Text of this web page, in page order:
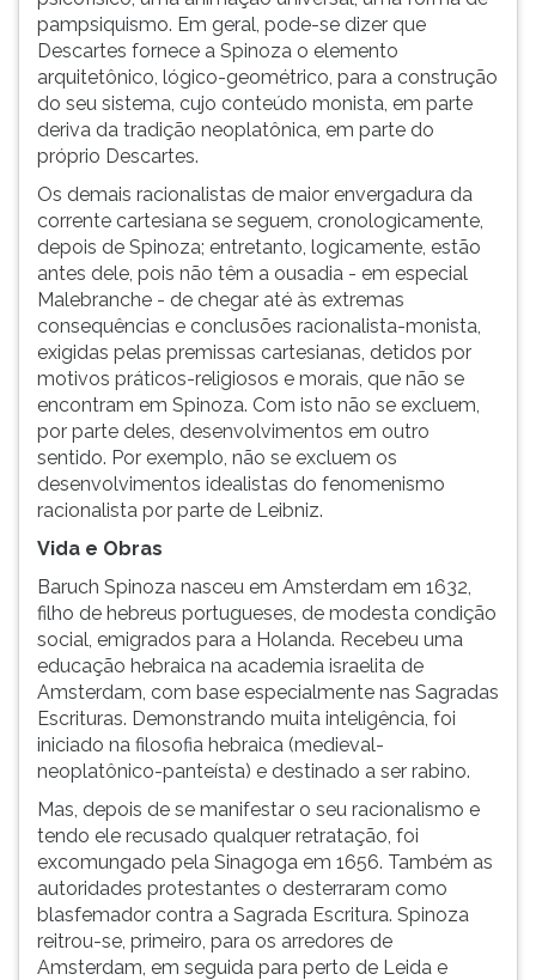
pampsiquismo. Em geral, pode-se dizer que
Descartes fornece a Spinoza o elemento
arquitetônico, lógico-geométrico, para a construção
do seu sistema, cujo conteúdo monista, em parte
deriva da tradição neoplatônica, em parte do
próprio Descartes.
Os demais racionalistas de maior envergadura da
corrente cartesiana se seguem, cronologicamente,
depois de Spinoza; entretanto, logicamente, estão
antes dele, pois não têm a ousadia - em especial
Malebranche - de chegar até às extremas
consequências e conclusões racionalista-monista,
exigidas pelas premissas cartesianas, detidos por
motivos práticos-religiosos e morais, que não se
encontram em Spinoza. Com isto não se excluem,
por parte deles, desenvolvimentos em outro
sentido. Por exemplo, não se excluem os
desenvolvimentos idealistas do fenomenismo
racionalista por parte de Leibniz.
Vida e Obras
Baruch Spinoza nasceu em Amsterdam em 1632,
filho de hebreus portugueses, de modesta condição
social, emigrados para a Holanda. Recebeu uma
educação hebraica na academia israelita de
Amsterdam, com base especialmente nas Sagradas
Escrituras. Demonstrando muita inteligência, foi
iniciado na filosofia hebraica (medieval-
neoplatônico-panteísta) e destinado a ser rabino.
Mas, depois de se manifestar o seu racionalismo e
tendo ele recusado qualquer retratação, foi
excomungado pela Sinagoga em 1656. Também as
autoridades protestantes o desterraram como
blasfemador contra a Sagrada Escritura. Spinoza
reitrou-se, primeiro, para os arredores de
Amsterdam, em seguida para perto de Leida e